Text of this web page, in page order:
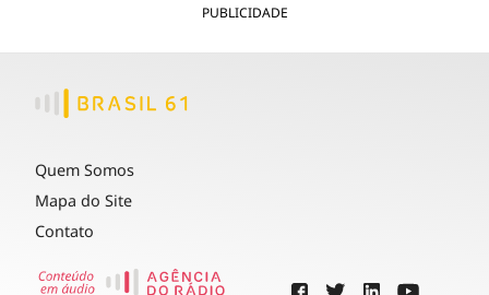
PUBLICIDADE
Quem Somos
Mapa do Site
Contato